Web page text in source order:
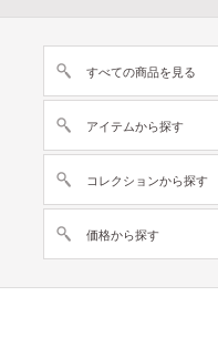
すべての商品を見る
アイテムから探す
コレクションから探す
価格から探す